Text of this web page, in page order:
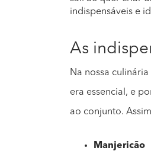
indispensáveis e
As
Na nossa
era essencial, e
ao conjunto.
Manjericão